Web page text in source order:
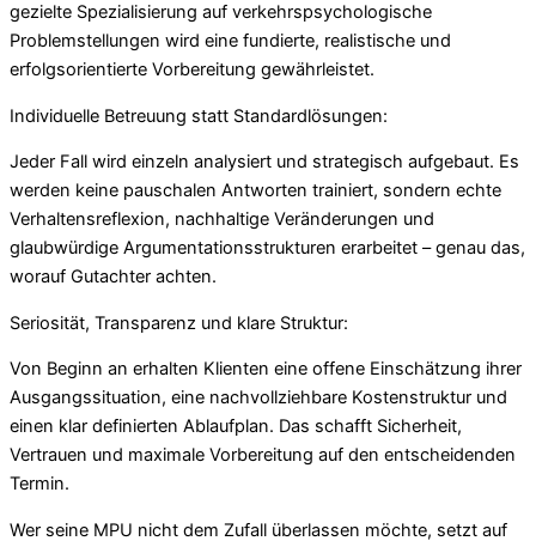
gezielte Spezialisierung auf verkehrspsychologische
Problemstellungen wird eine fundierte, realistische und
erfolgsorientierte Vorbereitung gewährleistet.
Individuelle Betreuung statt Standardlösungen:
Jeder Fall wird einzeln analysiert und strategisch aufgebaut. Es
werden keine pauschalen Antworten trainiert, sondern echte
Verhaltensreflexion, nachhaltige Veränderungen und
glaubwürdige Argumentationsstrukturen erarbeitet – genau das,
worauf Gutachter achten.
Seriosität, Transparenz und klare Struktur:
Von Beginn an erhalten Klienten eine offene Einschätzung ihrer
Ausgangssituation, eine nachvollziehbare Kostenstruktur und
einen klar definierten Ablaufplan. Das schafft Sicherheit,
Vertrauen und maximale Vorbereitung auf den entscheidenden
Termin.
Wer seine MPU nicht dem Zufall überlassen möchte, setzt auf